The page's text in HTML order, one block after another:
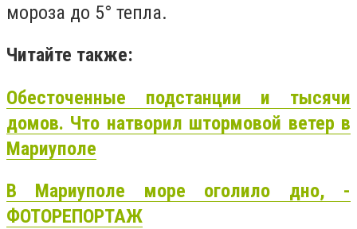
мороза до 5° тепла.
Читайте также:
Обесточенные подстанции и тысячи
домов. Что натворил штормовой ветер в
Мариуполе
В Мариуполе море оголило дно, -
ФОТОРЕПОРТАЖ